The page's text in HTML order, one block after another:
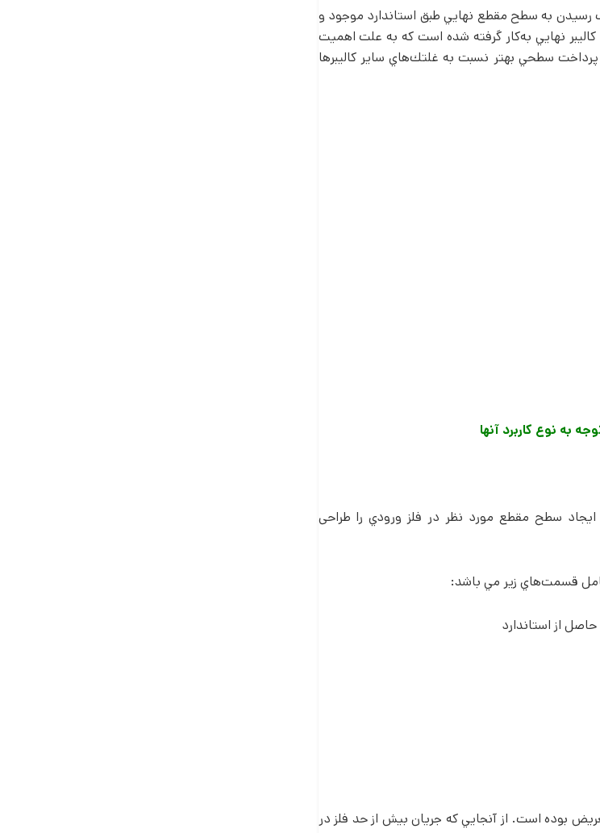
رسيدن به سطح مقطع نهايي طبق استاندارد موجود و
نهايي به‌­كار گرفته شده است که به علت اهميت
سطحي بهتر نسبت به غلتك­‌هاي ساير كاليبرها
سطح مقطع مورد نظر در فلز ورودي را طراحی
قسمت‌هاي زير مي ­باشد:
از استاندارد
بوده است. از آنجايي كه جريان بيش از حد فلز در